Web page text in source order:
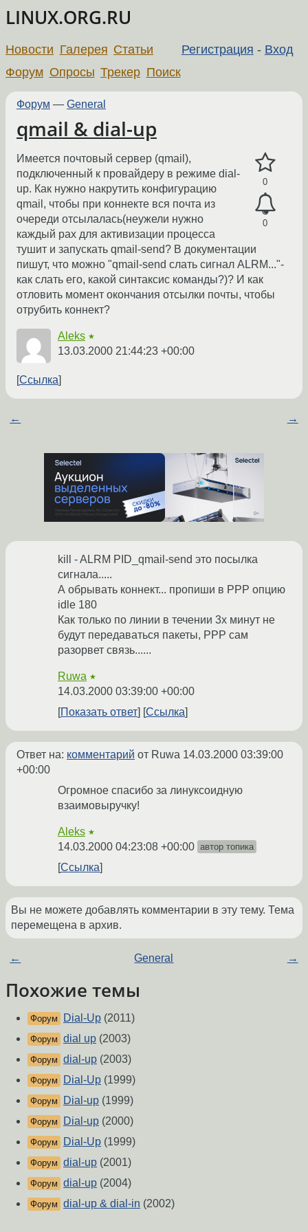
LINUX.ORG.RU
Регистрация - Вход
Новости Галерея Статьи
Форум Опросы Трекер Поиск
Форум — General
qmail & dial-up
0
0
Имеется почтовый сервер (qmail),
подключенный к провайдеру в режиме dial-
up. Как нужно накрутить конфигурацию
qmail, чтобы при коннекте вся почта из
очереди отсылалась(неужели нужно
каждый рах для активизации процесса
тушит и запускать qmail-send? В документации
пишут, что можно "qmail-send слать сигнал ALRM..."-
как слать его, какой синтаксис команды?)? И как
отловить момент окончания отсылки почты, чтобы
отрубить коннект?
Aleks ★
13.03.2000 21:44:23 +00:00
Ссылка
← →
kill - ALRM PID_qmail-send это посылка
сигнала.....
А обрывать коннект... пропиши в РРР опцию
idle 180
Как только по линии в течении 3х минут не
будут передаваться пакеты, РРР сам
разорвет связь......
Ruwa ★
14.03.2000 03:39:00 +00:00
Показать ответ
Ссылка
Ответ на: комментарий от Ruwa 14.03.2000 03:39:00
+00:00
Огромное спасибо за линуксоидную
взаимовыручку!
Aleks ★
14.03.2000 04:23:08 +00:00 автор топика
Ссылка
Вы не можете добавлять комментарии в эту тему. Тема
перемещена в архив.
← General →
Похожие темы
Форум Dial-Up (2011)
Форум dial up (2003)
Форум dial-up (2003)
Форум Dial-Up (1999)
Форум Dial-up (1999)
Форум Dial-up (2000)
Форум Dial-Up (1999)
Форум dial-up (2001)
Форум dial-up (2004)
Форум dial-up & dial-in (2002)